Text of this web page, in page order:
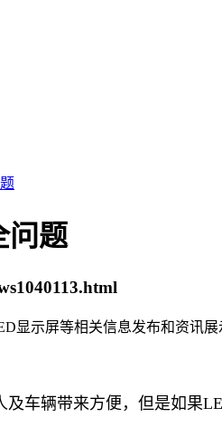
问题
显示屏等相关信息发布和资讯展
车辆带来方便，但是如果